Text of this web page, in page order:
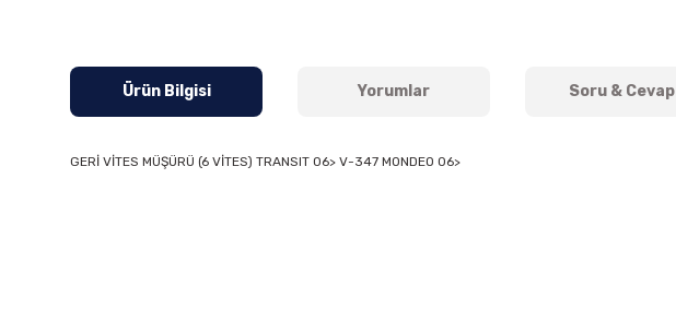
Ürün Bilgisi Yorumlar Soru & Cevap
GERİ VİTES MÜŞÜRÜ (6 VİTES) TRANSIT 06> V-347 MONDEO 06>